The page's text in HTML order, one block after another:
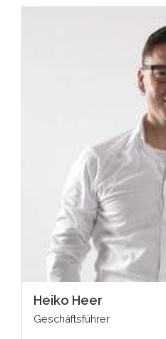
Heiko Heer
Geschäftsführer